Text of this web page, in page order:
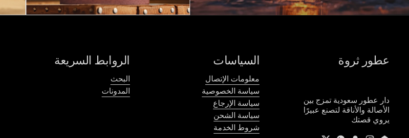
عطور ثروة
دار عطور سعودية تمزج بين
الأصالة والأناقة لتصنع عبيرًا
يروي قصتك
السياسات
معلومات الإتصال
سياسة الخصوصية
سياسة الإرجاع
سياسة الشحن
شروط الخدمة
الروابط السريعة
البحث
المدونات